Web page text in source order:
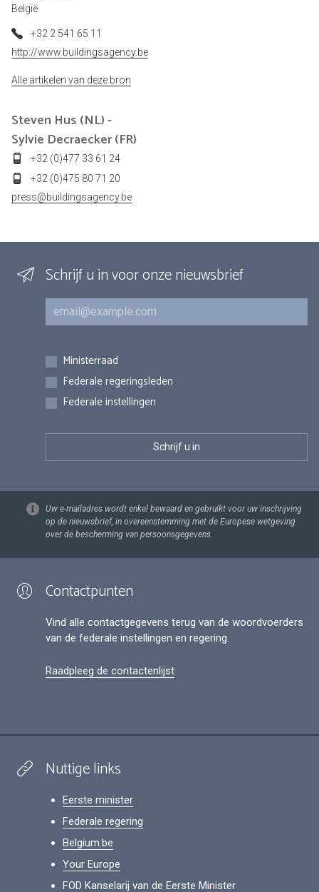
België
+32 2 541 65 11
http://www.buildingsagency.be
Alle artikelen van deze bron
Steven Hus (NL) -
Sylvie Decraecker (FR)
+32 (0)477 33 61 24
+32 (0)475 80 71 20
press@buildingsagency.be
Schrijf u in voor onze nieuwsbrief
E-mail
Inschrijvingen
Ministerraad
Federale regeringsleden
Federale instellingen
Uw e-mailadres wordt enkel bewaard en gebruikt voor uw inschrijving
op de nieuwsbrief, in overeenstemming met de Europese wetgeving
over de bescherming van persoonsgegevens.
Contactpunten
Vind alle contactgegevens terug van de woordvoerders
van de federale instellingen en regering.
Raadpleeg de contactenlijst
Nuttige links
Eerste minister
Federale regering
Belgium.be
Your Europe
FOD Kanselarij van de Eerste Minister